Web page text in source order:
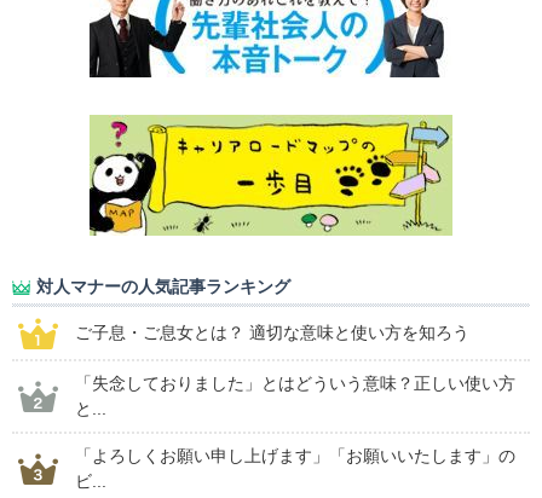
対人マナーの人気記事ランキング
ご子息・ご息女とは？ 適切な意味と使い方を知ろう
「失念しておりました」とはどういう意味？正しい使い方
と...
「よろしくお願い申し上げます」「お願いいたします」の
ビ...